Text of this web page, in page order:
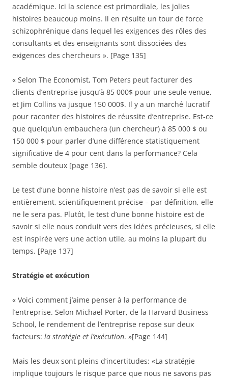
académique. Ici la science est primordiale, les jolies
histoires beaucoup moins. Il en résulte un tour de force
schizophrénique dans lequel les exigences des rôles des
consultants et des enseignants sont dissociées des
exigences des chercheurs ». [Page 135]
« Selon The Economist, Tom Peters peut facturer des
clients d’entreprise jusqu’à 85 000$ pour une seule venue,
et Jim Collins va jusque 150 000$. Il y a un marché lucratif
pour raconter des histoires de réussite d’entreprise. Est-ce
que quelqu’un embauchera (un chercheur) à 85 000 $ ou
150 000 $ pour parler d’une différence statistiquement
significative de 4 pour cent dans la performance? Cela
semble douteux [page 136].
Le test d’une bonne histoire n’est pas de savoir si elle est
entièrement, scientifiquement précise – par définition, elle
ne le sera pas. Plutôt, le test d’une bonne histoire est de
savoir si elle nous conduit vers des idées précieuses, si elle
est inspirée vers une action utile, au moins la plupart du
temps. [Page 137]
Stratégie et exécution
« Voici comment j’aime penser à la performance de
l’entreprise. Selon Michael Porter, de la Harvard Business
School, le rendement de l’entreprise repose sur deux
facteurs: la stratégie et l’exécution. »[Page 144]
Mais les deux sont pleins d’incertitudes: «La stratégie
implique toujours le risque parce que nous ne savons pas